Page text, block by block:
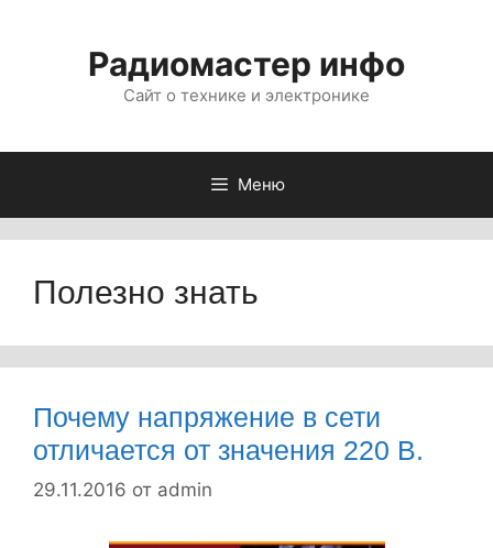
содержимомуРадиомастер инфо
Сайт о технике и электронике
Меню
Полезно знать
Почему напряжение в сети
отличается от значения 220 В.
29.11.2016 от admin